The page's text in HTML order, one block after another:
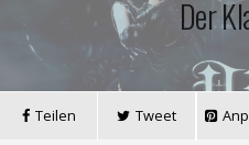
Der
Teilen Tweet